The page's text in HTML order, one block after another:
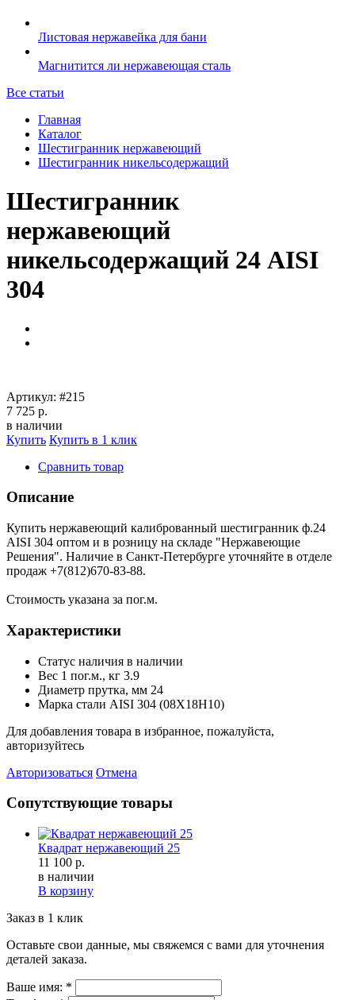
Листовая нержавейка для бани
Магнитится ли нержавеющая сталь
Все статьи
Главная
Каталог
Шестигранник нержавеющий
Шестигранник никельсодержащий
Шестигранник
нержавеющий
никельсодержащий 24 AISI
304
Артикул: #215
7 725 р.
в наличии
Купить Купить в 1 клик
Сравнить товар
Описание
Купить нержавеющий калиброванный шестигранник ф.24
AISI 304 оптом и в розницу на складе "Нержавеющие
Решения". Наличие в Санкт-Петербурге уточняйте в отделе
продаж +7(812)670-83-88.
Стоимость указана за пог.м.
Характеристики
Статус наличия в наличии
Вес 1 пог.м., кг 3.9
Диаметр прутка, мм 24
Марка стали AISI 304 (08Х18Н10)
Для добавления товара в избранное, пожалуйста,
авторизуйтесь
Авторизоваться Отмена
Сопутствующие товары
Квадрат нержавеющий 25
11 100 р.
в наличии
В корзину
Заказ в 1 клик
Оставьте свои данные, мы свяжемся с вами для уточнения
деталей заказа.
Ваше имя: *